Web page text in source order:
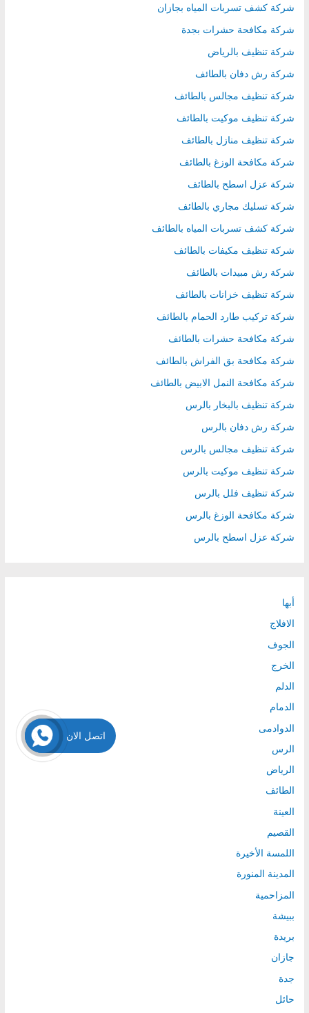
شركة كشف تسربات المياه بجازان
شركة مكافحة حشرات بجدة
شركة تنظيف بالرياض
شركة رش دفان بالطائف
شركة تنظيف مجالس بالطائف
شركة تنظيف موكيت بالطائف
شركة تنظيف منازل بالطائف
شركة مكافحة الوزغ بالطائف
شركة عزل اسطح بالطائف
شركة تسليك مجاري بالطائف
شركة كشف تسربات المياه بالطائف
شركة تنظيف مكيفات بالطائف
شركة رش مبيدات بالطائف
شركة تنظيف خزانات بالطائف
شركة تركيب طارد الحمام بالطائف
شركة مكافحة حشرات بالطائف
شركة مكافحة بق الفراش بالطائف
شركة مكافحة النمل الابيض بالطائف
شركة تنظيف بالبخار بالرس
شركة رش دفان بالرس
شركة تنظيف مجالس بالرس
شركة تنظيف موكيت بالرس
شركة تنظيف فلل بالرس
شركة مكافحة الوزغ بالرس
شركة عزل اسطح بالرس
أبها
الافلاج
الجوف
الخرج
الدلم
الدمام
الدوادمى
الرس
الرياض
الطائف
العينة
القصيم
اللمسة الأخيرة
المدينة المنورة
المزاحمية
ببيشة
بريدة
جازان
جدة
حائل
اتصل الان